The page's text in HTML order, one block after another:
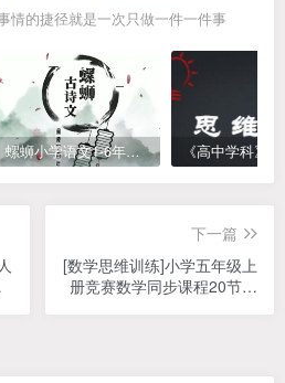
情的捷径就是一次只做一件一件事
螺蛳小学语文1-6年级《小学古诗文》课程视频
下一篇
[数学思维训练]小学五年级上
册竞赛数学同步课程20节完